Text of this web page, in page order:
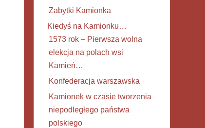
Zabytki Kamionka
Kiedyś na Kamionku…
1573 rok – Pierwsza wolna
elekcja na polach wsi
Kamień…
Konfederacja warszawska
Kamionek w czasie tworzenia
niepodległego państwa
polskiego